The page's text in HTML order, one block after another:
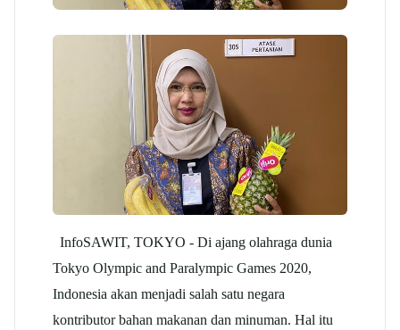
InfoSAWIT, TOKYO - Di ajang olahraga dunia
Tokyo Olympic and Paralympic Games 2020,
Indonesia akan menjadi salah satu negara
kontributor bahan makanan dan minuman. Hal itu